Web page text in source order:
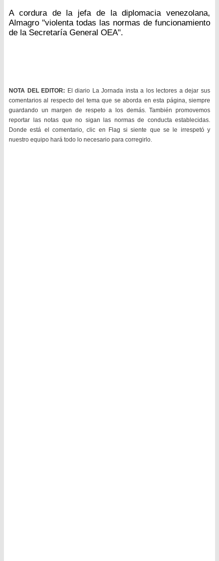
A cordura de la jefa de la diplomacia venezolana,
Almagro "violenta todas las normas de funcionamiento
de la Secretaría General OEA".
NOTA DEL EDITOR: El diario La Jornada insta a los lectores a dejar sus
comentarios al respecto del tema que se aborda en esta página, siempre
guardando un margen de respeto a los demás. También promovemos
reportar las notas que no sigan las normas de conducta establecidas.
Donde está el comentario, clic en Flag si siente que se le irrespetó y
nuestro equipo hará todo lo necesario para corregirlo.